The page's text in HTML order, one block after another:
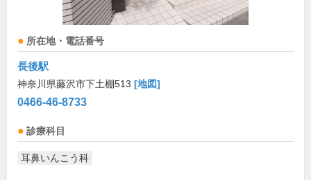
所在地・電話番号
長後駅
神奈川県藤沢市下土棚513 [地図]
0466-46-8733
診療科目
耳鼻いんこう科